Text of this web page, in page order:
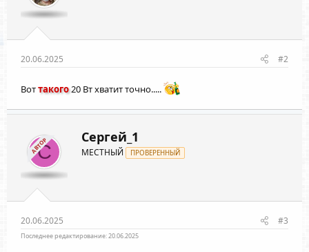
20.06.2025 #2
Воттакого20 Вт хватит точно.....
АВТОР
С
Сергей_1
МЕСТНЫЙ ПРОВЕРЕННЫЙ
20.06.2025 #3
Последнее редактирование:20.06.2025